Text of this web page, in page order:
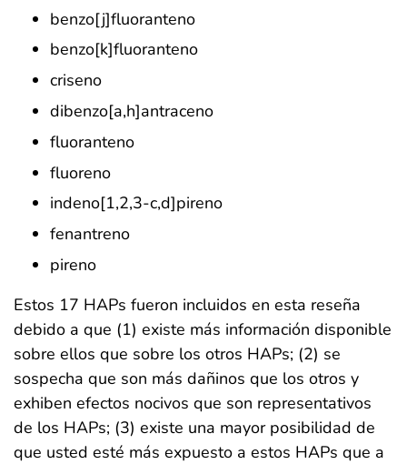
benzo[j]fluoranteno
benzo[k]fluoranteno
criseno
dibenzo[a,h]antraceno
fluoranteno
fluoreno
indeno[1,2,3-c,d]pireno
fenantreno
pireno
Estos 17 HAPs fueron incluidos en esta reseña
debido a que (1) existe más información disponible
sobre ellos que sobre los otros HAPs; (2) se
sospecha que son más dañinos que los otros y
exhiben efectos nocivos que son representativos
de los HAPs; (3) existe una mayor posibilidad de
que usted esté más expuesto a estos HAPs que a